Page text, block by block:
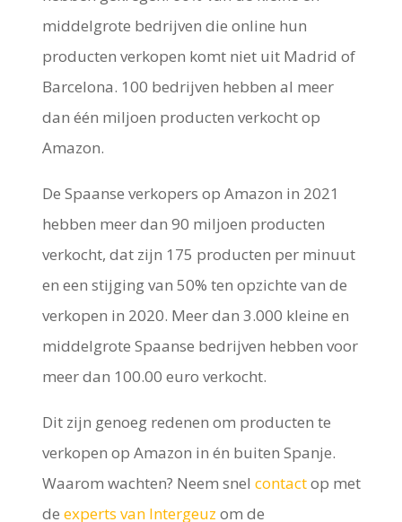
middelgrote bedrijven die online hun
producten verkopen komt niet uit Madrid of
Barcelona. 100 bedrijven hebben al meer
dan één miljoen producten verkocht op
Amazon.
De Spaanse verkopers op Amazon in 2021
hebben meer dan 90 miljoen producten
verkocht, dat zijn 175 producten per minuut
en een stijging van 50% ten opzichte van de
verkopen in 2020. Meer dan 3.000 kleine en
middelgrote Spaanse bedrijven hebben voor
meer dan 100.00 euro verkocht.
Dit zijn genoeg redenen om producten te
verkopen op Amazon in én buiten Spanje.
Waarom wachten? Neem snel contactop met
de experts van Intergeuz om de